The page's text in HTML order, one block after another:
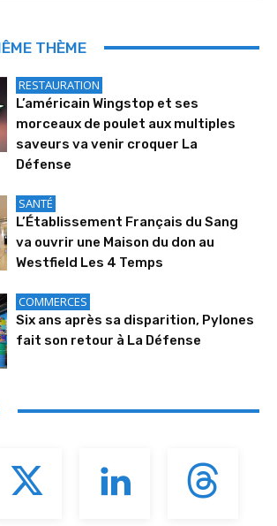
THÈME
RESTAURATION
L’américain Wingstop et ses
morceaux de poulet aux multiples
saveurs va venir croquer La
Défense
SANTÉ
L’Établissement Français du Sang
va ouvrir une Maison du don au
Westfield Les 4 Temps
COMMERCES
Six ans après sa disparition, Pylones
fait son retour à La Défense